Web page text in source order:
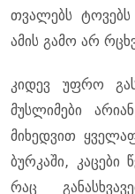
თვალებს
ამის გამო არ
კიდევ უფრო
მუსლიმები
მიხედვით
ბურკაში, კაცები
რაც